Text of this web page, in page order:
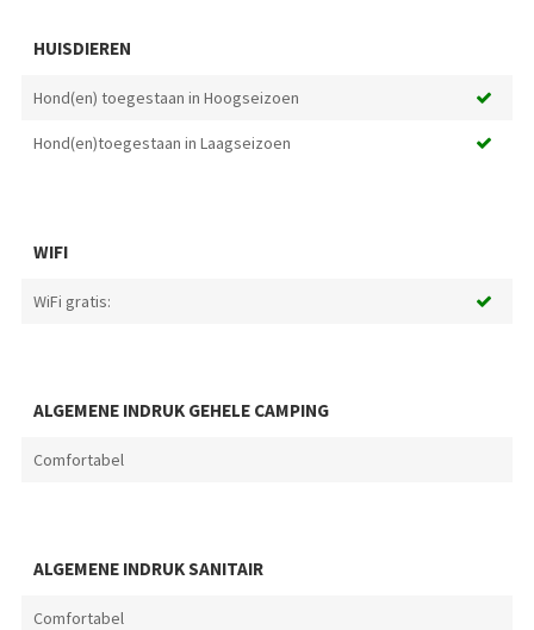
HUISDIEREN
Hond(en) toegestaan in Hoogseizoen
Hond(en)toegestaan in Laagseizoen
WIFI
WiFi gratis:
ALGEMENE INDRUK GEHELE CAMPING
Comfortabel
ALGEMENE INDRUK SANITAIR
Comfortabel